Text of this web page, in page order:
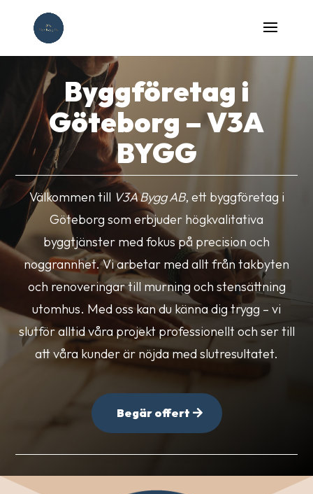
Byggföretag i
Göteborg – V3A
BYGG
Välkommen till V3A Bygg AB, ett byggföretag i
Göteborg som erbjuder högkvalitativa
byggtjänster med fokus på precision och
noggrannhet. Vi arbetar med allt från takbyten
och renoveringar till murning och stensättning
utomhus. Med oss kan du känna dig trygg – vi
slutför alltid våra projekt professionellt och ser till
att våra kunder är nöjda med slutresultatet.
Begär offert